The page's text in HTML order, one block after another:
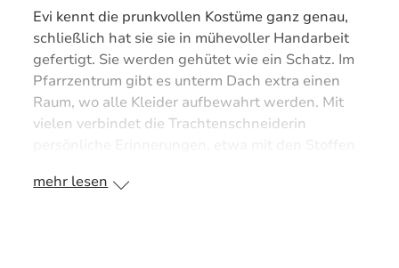
Evi kennt die prunkvollen Kostüme ganz genau,
schließlich hat sie sie in mühevoller Handarbeit
gefertigt. Sie werden gehütet wie ein Schatz. Im
Pfarrzentrum gibt es unterm Dach extra einen
Raum, wo alle Kleider aufbewahrt werden. Mit
vielen verbindet die Trachtenschneiderin
Die Textilien hatte sie Ende der 1970er Jahre
mehr lesen